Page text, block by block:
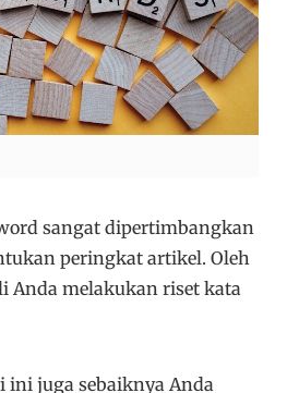
sangat dipertimbangkan
peringkat artikel. Oleh
Anda melakukan riset kata
ini juga sebaiknya Anda